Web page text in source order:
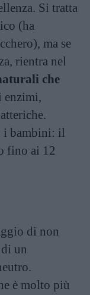
Si tratta
(ha
ma se
rientra nel
che
enzimi,
i bambini: il
fino ai 12
di non
un
è molto più